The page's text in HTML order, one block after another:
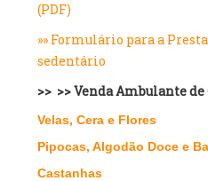
(PDF)
»» Formulário para a
sedentário
>> >> Venda Ambulante
Velas, Cera e Flores
Pipocas, Algodão Doce e
Castanhas